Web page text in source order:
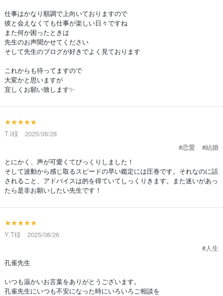
仕事はかなり順調で上向いておりますので
彼と会えなくても仕事が楽しい日々ですね
また何か困ったときは
先生のお声聞かせてください
そして先生のブログが好きでよく見ております
これからも待ってますので
大変かと思いますが
宜しくお願い致します✨
★★★★★
T.I様 2025/08/28
#恋愛
#結婚
とにかく、声が可愛くてびっくりしました！
そして波動から感じ取るスピードの早い鑑定には圧巻です。それなのに話
されること、アドバイスは的を得ていてしっくりきます。また迷いがあっ
たら是非お願いしたい先生です！
★★★★★
Y.T様 2025/08/26
#人生
孔雀先生
いつも温かいお言葉をありがとうございます。
孔雀先生にいつも不安になった時にいろいろご相談を